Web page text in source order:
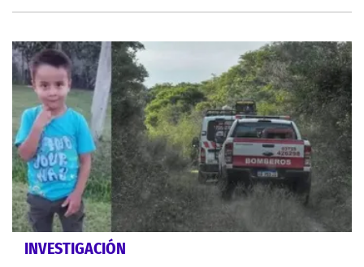
INVESTIGACIÓN